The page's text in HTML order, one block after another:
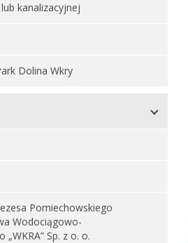
kanalizacyjnej
Dolina Wkry
Pomiechowskiego
Wodociągowo-
„WKRA” Sp. z o. o.